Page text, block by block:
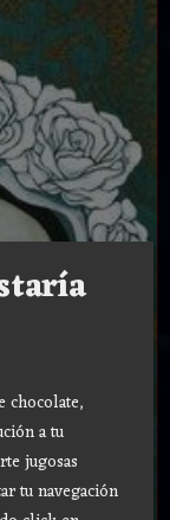
chocolate,
a tu
jugosas
tu navegación